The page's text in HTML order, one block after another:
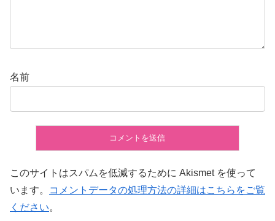
名前
このサイトはスパムを低減するために Akismet を使って
います。
コメントデータの処理方法の詳細はこちらをご覧
ください。